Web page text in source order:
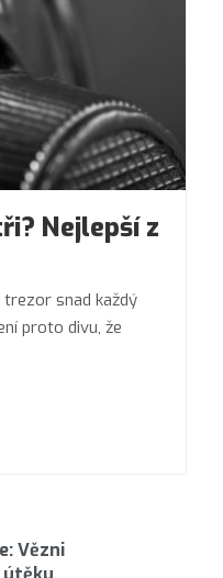
Nejlepší z
snad každý
proto divu, že
Vězni